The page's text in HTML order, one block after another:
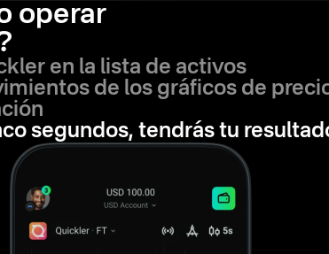
operar
en la lista de activos
de los gráficos de
segundos, tendrás tu